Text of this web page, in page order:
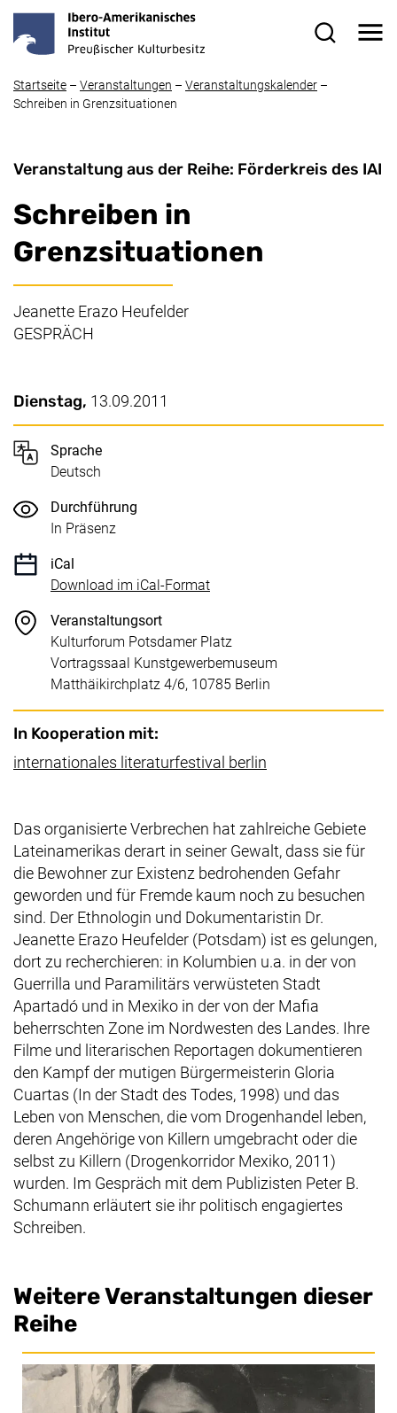
Startseite – Veranstaltungen – Veranstaltungskalender –
Schreiben in Grenzsituationen
Veranstaltung aus der Reihe: Förderkreis des IAI
Schreiben in
Grenzsituationen
Jeanette Erazo Heufelder
GESPRÄCH
Wichtige Details
Datum / Dauer:
Dienstag, 13.09.2011
Sprache
Deutsch
Durchführung
In Präsenz
iCal
Download im iCal-Format, 1 KB (öffnet neues Fenster)
Veranstaltungsort
Kulturforum Potsdamer Platz
Vortragssaal Kunstgewerbemuseum
Matthäikirchplatz 4/6, 10785 Berlin
In Kooperation mit:
internationales literaturfestival berlin
Das organisierte Verbrechen hat zahlreiche Gebiete
Lateinamerikas derart in seiner Gewalt, dass sie für
die Bewohner zur Existenz bedrohenden Gefahr
geworden und für Fremde kaum noch zu besuchen
sind. Der Ethnologin und Dokumentaristin Dr.
Jeanette Erazo Heufelder (Potsdam) ist es gelungen,
dort zu recherchieren: in Kolumbien u.a. in der von
Guerrilla und Paramilitärs verwüsteten Stadt
Apartadó und in Mexiko in der von der Mafia
beherrschten Zone im Nordwesten des Landes. Ihre
Filme und literarischen Reportagen dokumentieren
den Kampf der mutigen Bürgermeisterin Gloria
Cuartas (In der Stadt des Todes, 1998) und das
Leben von Menschen, die vom Drogenhandel leben,
deren Angehörige von Killern umgebracht oder die
selbst zu Killern (Drogenkorridor Mexiko, 2011)
wurden. Im Gespräch mit dem Publizisten Peter B.
Schumann erläutert sie ihr politisch engagiertes
Schreiben.
Weitere Veranstaltungen dieser
Reihe